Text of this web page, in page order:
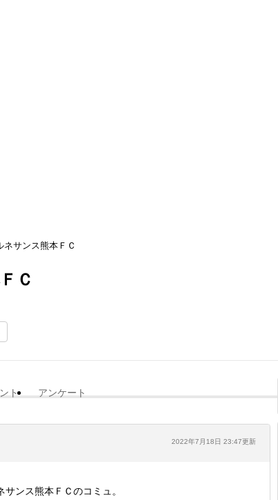
ネサンス熊本ＦＣ
Ｃ
ト アンケート
2022年7月18日 23:47更新
サンス熊本ＦＣのコミュ。